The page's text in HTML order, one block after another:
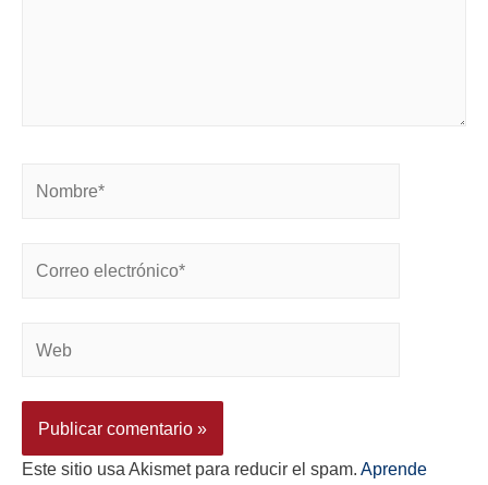
Este sitio usa Akismet para reducir el spam. Aprende